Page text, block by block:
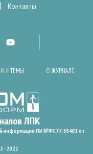
Контакты
И ТЕМЫ О ЖУРНАЛЕ
информации ПИ №ФС77-36401 от
- 2022